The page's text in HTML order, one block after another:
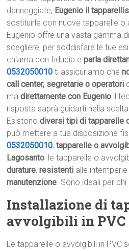
danneggiate, Eugenio il
sostituirle con nuove tapparelle o
Eugenio offre una vasta gamma
scegliere, per soddisfare le tue
chiama con fiducia eparla
0532050010 ti assicuriamo che
call center, segretarie o operatori
madirettamente con Eugenio il
risposta saprà guidarti nella
Esistonodiversi tipi di tapparelle
può mettere a tua disposizione
0532050010. tapparelle o
Lagosanto: le tapparelle o
durature,resistenti alle
manutenzione. Sono ideali per
Installazione di
avvolgibili in PVC
Le tapparelle o avvolgibili in PVC